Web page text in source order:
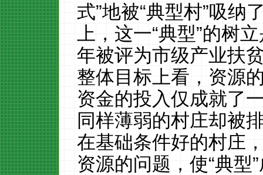
式”地被“典型村”吸纳
上，这一“典型”的树
年被评为市级产业扶
整体目标上看，资源
资金的投入仅成就了
同样薄弱的村庄却被
在基础条件好的村庄
资源的问题，使“典型